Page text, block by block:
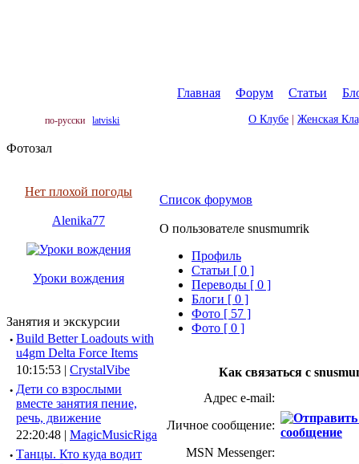
Главная Форум Статьи
по-русски latviski О Клубе Женская
Фотозал
Нет плохой погоды
Alenika77
Уроки вождения
Занятия и экскурсии
· Build Better Loadouts with
u4gm Delta Force Items
10:15:53 | CrystalVibe
· Дети со взрослыми
вместе занятия пение,
речь, движение
22:20:48 | MagicMusicRiga
· Танцы. Кто куда водит
Список форумов
О пользователе snusmumrik
Профиль
Cтатьи [ 0 ]
Переводы [ 0 ]
Блоги [ 0 ]
Фото [ 57 ]
Фото [ 0 ]
Как связаться с
Адрес e-mail:
Личное сообщение:
MSN Messenger: